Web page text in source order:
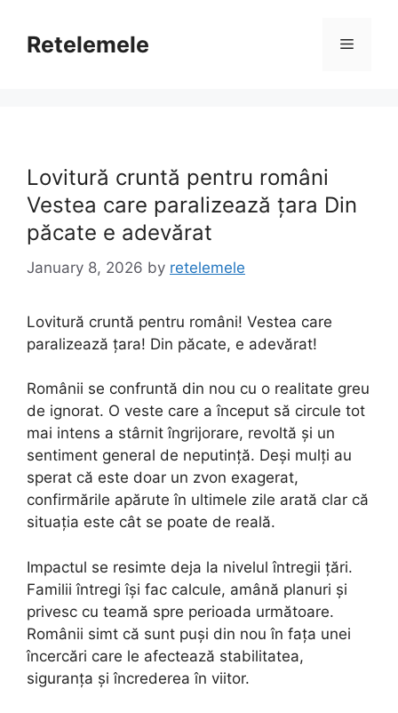
contentRetelemele Menu
Lovitură cruntă pentru români
Vestea care paralizează țara Din
păcate e adevărat
January 8, 2026 by retelemele
Lovitură cruntă pentru români! Vestea care
paralizează țara! Din păcate, e adevărat!
Românii se confruntă din nou cu o realitate greu
de ignorat. O veste care a început să circule tot
mai intens a stârnit îngrijorare, revoltă și un
sentiment general de neputință. Deși mulți au
sperat că este doar un zvon exagerat,
confirmările apărute în ultimele zile arată clar că
situația este cât se poate de reală.
Impactul se resimte deja la nivelul întregii țări.
Familii întregi își fac calcule, amână planuri și
privesc cu teamă spre perioada următoare.
Românii simt că sunt puși din nou în fața unei
încercări care le afectează stabilitatea,
siguranța și încrederea în viitor.